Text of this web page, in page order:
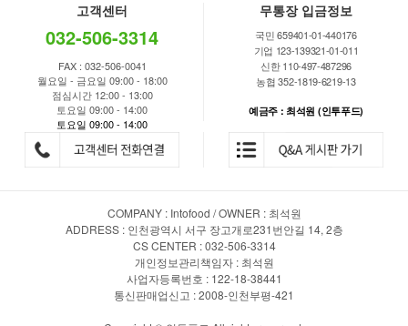
고객센터
032-506-3314
FAX : 032-506-0041
월요일 - 금요일 09:00 - 18:00
점심시간 12:00 - 13:00
토요일 09:00 - 14:00
토요일 09:00 - 14:00
무통장 입금정보
국민 659401-01-440176
기업 123-139321-01-011
신한 110-497-487296
농협 352-1819-6219-13
예금주 : 최석원 (인투푸드)
COMPANY : Intofood / OWNER : 최석원
ADDRESS : 인천광역시 서구 장고개로231번안길 14, 2층
CS CENTER : 032-506-3314
개인정보관리책임자 : 최석원
사업자등록번호 : 122-18-38441
통신판매업신고 : 2008-인천부평-421